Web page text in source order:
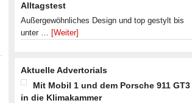
Alltagstest
Außergewöhnliches Design und top gestylt bis
unter … [Weiter]
Aktuelle Advertorials
Mit Mobil 1 und dem Porsche 911 GT3
in die Klimakammer